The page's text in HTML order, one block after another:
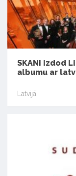
SKANi izdod
albumu ar
Latvijā